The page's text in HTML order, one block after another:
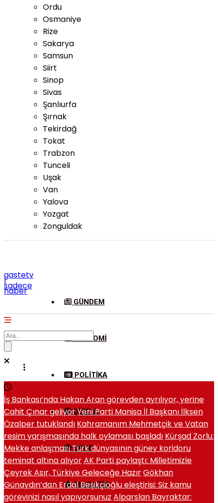
Ordu
Osmaniye
Rize
Sakarya
Samsun
Siirt
Sinop
Sivas
Şanlıurfa
Şırnak
Tekirdağ
Tokat
Trabzon
Tunceli
Uşak
Van
Yalova
Yozgat
Zonguldak
gastetv
|
sadece
haber
GÜNDEM
EKONOMI
POLITIKA
DÜNYA
SPOR
MAGAZIN
İş Bankası’nda Hakan Aran görevden ayrılıyor, yerine
Cahit Çınar geliyorYeni Parti Manisa İl Başkanı İlksen
Özalper tutuklandı Kahramanım Mehmetçik ve Vatan
resim yarışmasında halk oylaması başladı Kürşad Zorlu:
Mekke anlaşması Türk dünyasının güney koridoru
teminat altına alıyorAK Parti paylaştı: Milletimizle
Çeyrek Asır, Türkiye Geleceğe HazırGökhan
Günaydın’dan Erdal Beşikçioğlu eleştirisi: Siz kamu
görevinizi nasıl yapıyorsunuz Alparslan Bayraktar: